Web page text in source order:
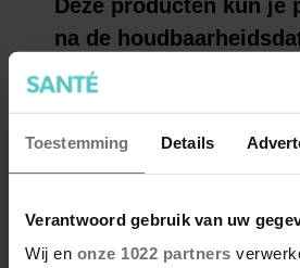
Toestemming Details
Verantwoord gebruik van uw
Wij en onze 1022 partners